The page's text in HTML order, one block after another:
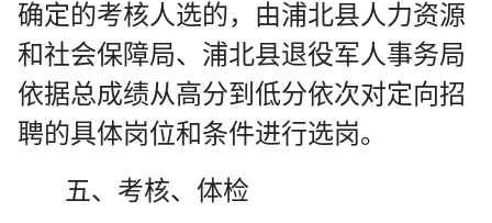
确定的考核人选的， 由浦北县人力资源
和社会保障局、浦北县退役军人事务局
依据总成绩从高分到低分依次对定向招
聘的具体岗位和条件进行选岗。
五、考核、体检